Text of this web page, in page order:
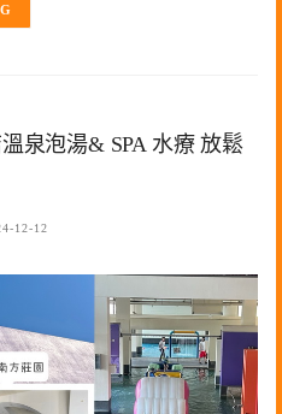
泉泡湯& SPA 水療 放鬆
12-12